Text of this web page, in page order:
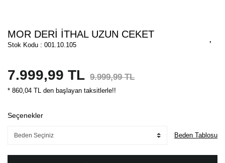
MOR DERİ İTHAL UZUN CEKET
Stok Kodu : 001.10.105
7.999,99 TL 9.999,99 TL
* 860,04 TL den başlayan taksitlerle!!
Seçenekler
Beden Tablosu